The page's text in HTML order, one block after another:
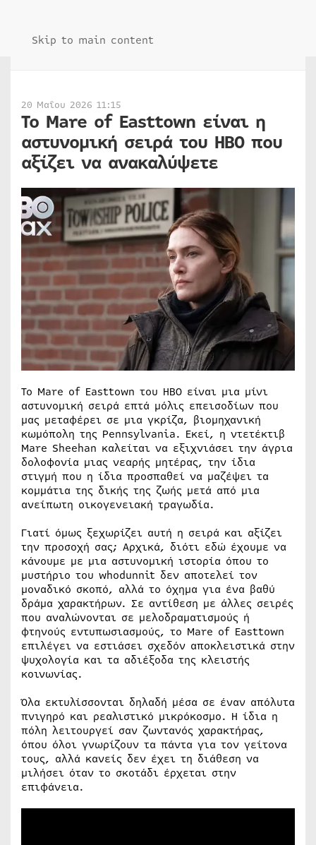
Skip to main content
20 Μαΐου 2026 11:15
Το Mare of Easttown είναι η
αστυνομική σειρά του HBO που
αξίζει να ανακαλύψετε
Το Mare of Easttown του HBO είναι μια μίνι
αστυνομική σειρά επτά μόλις επεισοδίων που
μας μεταφέρει σε μια γκρίζα, βιομηχανική
κωμόπολη της Pennsylvania. Εκεί, η ντετέκτιβ
Mare Sheehan καλείται να εξιχνιάσει την άγρια
δολοφονία μιας νεαρής μητέρας, την ίδια
στιγμή που η ίδια προσπαθεί να μαζέψει τα
κομμάτια της δικής της ζωής μετά από μια
ανείπωτη οικογενειακή τραγωδία.
Γιατί όμως ξεχωρίζει αυτή η σειρά και αξίζει
την προσοχή σας; Αρχικά, διότι εδώ έχουμε να
κάνουμε με μια αστυνομική ιστορία όπου το
μυστήριο του whodunnit δεν αποτελεί τον
μοναδικό σκοπό, αλλά το όχημα για ένα βαθύ
δράμα χαρακτήρων. Σε αντίθεση με άλλες σειρές
που αναλώνονται σε μελοδραματισμούς ή
φτηνούς εντυπωσιασμούς, το Mare of Easttown
επιλέγει να εστιάσει σχεδόν αποκλειστικά στην
ψυχολογία και τα αδιέξοδα της κλειστής
κοινωνίας.
Όλα εκτυλίσσονται δηλαδή μέσα σε έναν απόλυτα
πνιγηρό και ρεαλιστικό μικρόκοσμο. Η ίδια η
πόλη λειτουργεί σαν ζωντανός χαρακτήρας,
όπου όλοι γνωρίζουν τα πάντα για τον γείτονα
τους, αλλά κανείς δεν έχει τη διάθεση να
μιλήσει όταν το σκοτάδι έρχεται στην
επιφάνεια.